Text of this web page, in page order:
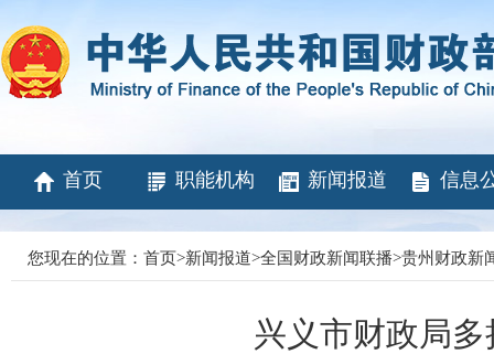
首页 职能机构 新闻报道 信息
您现在的位置： 首页>新闻报道>全国财政新闻联播>贵州财政新
兴义市财政局